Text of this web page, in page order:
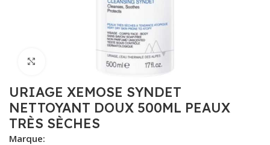
Click to enlarge
URIAGE XEMOSE SYNDET
NETTOYANT DOUX 500ML PEAUX
TRÈS SÈCHES
Marque: